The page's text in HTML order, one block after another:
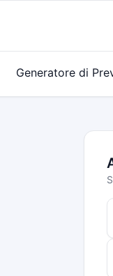
Generatore di